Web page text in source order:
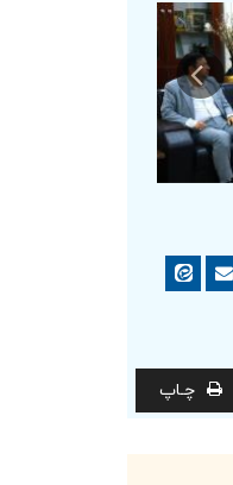
چـاپ